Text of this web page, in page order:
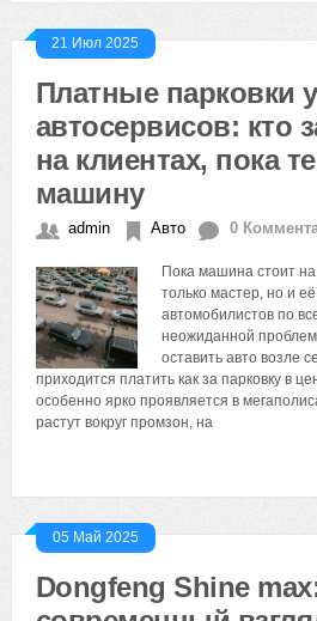
21 Июл 2025
Платные парковки у
автосервисов: кто
на клиентах, пока
машину
admin Авто 0
Пока машина стоит
только мастер, но и
автомобилистов по
неожиданной
оставить авто возле
приходится платить как за парковку в
особенно ярко проявляется в
растут вокруг промзон, на
05 Май 2025
Dongfeng Shine